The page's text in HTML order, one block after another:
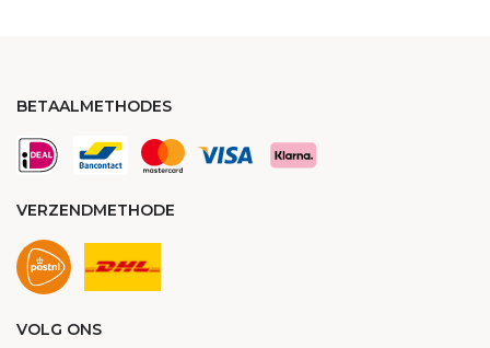
BETAALMETHODES
VERZENDMETHODE
VOLG ONS